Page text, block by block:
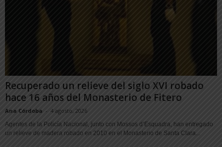
Recuperado un relieve del siglo XVI robado
hace 16 años del Monasterio de Fitero
Ana Córdoba - 4 agosto, 2026
Agentes de la Policía Nacional, junto con Mossos d’Esquadra, han entregado
un relieve de madera robado en 2010 en el Monasterio de Santa Clara...